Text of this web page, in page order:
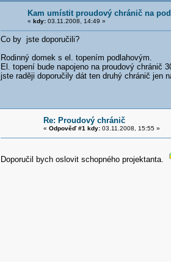
Kam umístit proudový chránič na
« kdy:03.11.2008, 14:49 »
Co by jste doporučili?
Rodinný domek s el. topením podlahovým.
El. topení bude napojeno na proudový chránič
jste raději doporučily dát ten druhý chránič jen
Re: Proudový chránič
« Odpověď #1 kdy:03.11.2008, 15:55 »
Doporučil bych oslovit schopného projektanta.